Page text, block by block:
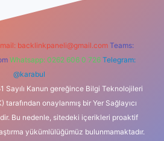
backlinkpaneli@gmail.com Teams:
Whatsapp: 0262 606 0 726 Telegram:
@karabul
Sayılı Kanun gereğince Bilgi Teknolojileri
onaylanmış bir Yer Sağlayıcı
Bu nedenle, sitedeki içerikleri proaktif
yükümlülüğümüz bulunmamaktadır.